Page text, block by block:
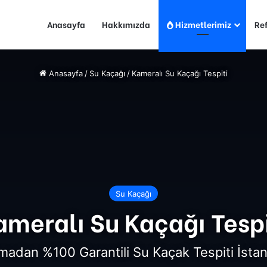
Anasayfa Hakkımızda Hizmetlerimiz
Anasayfa / Su Kaçağı / Kameralı Su Kaçağı Tespiti
Su Kaçağı
Su Kaçağı
%100 Garantili Su Kaçak Tespiti